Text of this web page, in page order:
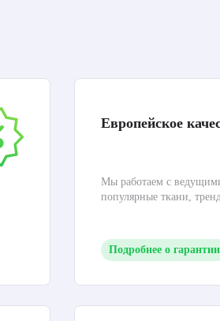
Европейское
Мы работаем с
популярные ткани,
Подробнее о гарантии